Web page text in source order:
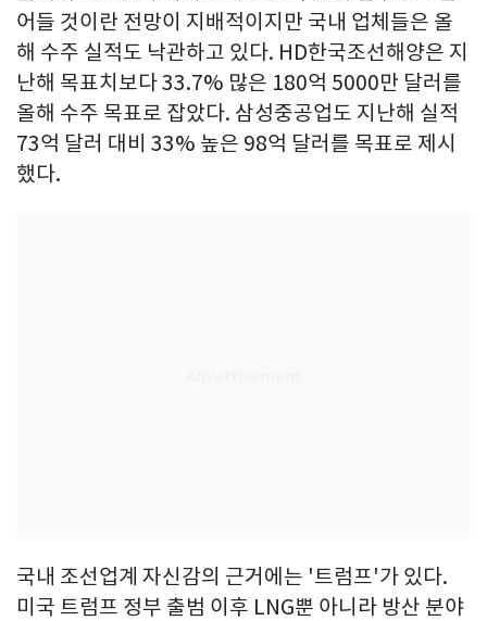
어들 것이란 전망이 지배적이지만 국내 업체들은 올
해 수주 실적도 낙관하고 있다. HD한국조선해양은 지
난해 목표치보다 33.7% 많은 180억 5000만 달러를
올해 수주 목표로 잡았다. 삼성중공업도 지난해 실적
73억 달러 대비 33% 높은 98억 달러를 목표로 제시
했다.
국내 조선업계 자신감의 근거에는 '트럼프'가 있다.
미국 트럼프 정부 출범 이후 LNG뿐 아니라 방산 분야